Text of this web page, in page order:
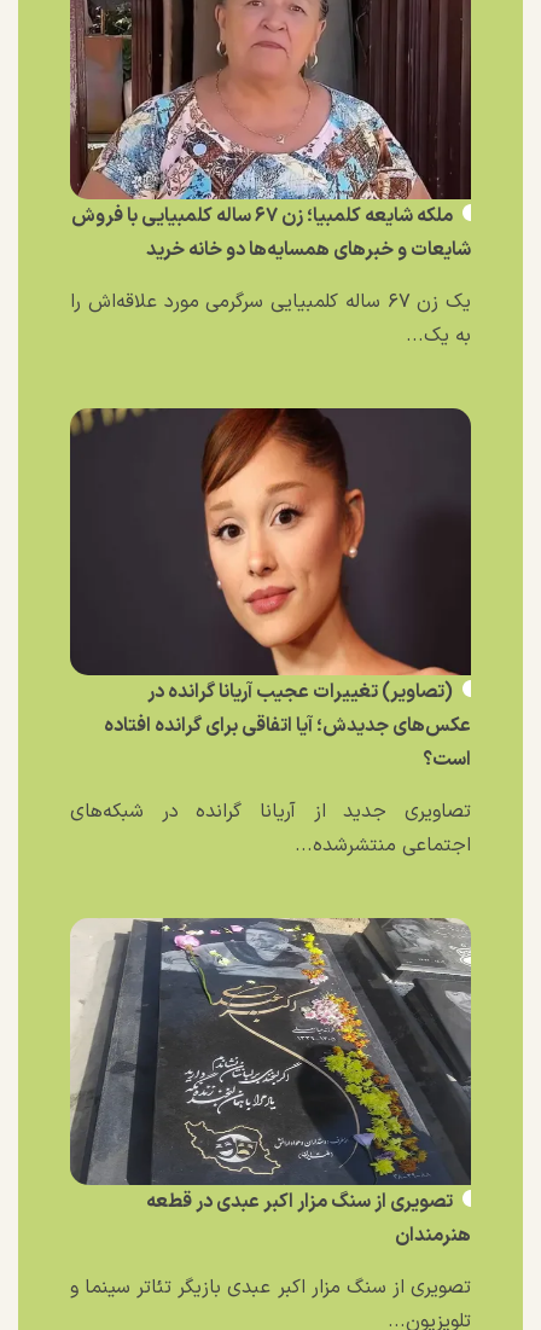
ملکه شایعه کلمبیا؛ زن ۶۷ ساله کلمبیایی با فروش
شایعات و خبر‌های همسایه‌ها دو خانه خرید
یک زن ۶۷ ساله کلمبیایی سرگرمی مورد علاقه‌اش را
به یک...
(تصاویر) تغییرات عجیب آریانا گرانده در
عکس‌های جدیدش؛ آیا اتفاقی برای گرانده افتاده
است؟
تصاویری جدید از آریانا گرانده در شبکه‌های
اجتماعی منتشرشده...
تصویری از سنگ مزار اکبر عبدی در قطعه
هنرمندان
تصویری از سنگ مزار اکبر عبدی بازیگر تئاتر سینما و
تلویزیون...